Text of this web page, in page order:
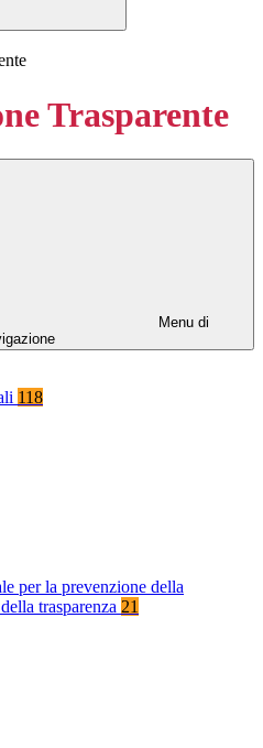
Trasparente
Menu di
118
per la prevenzione della
trasparenza 21